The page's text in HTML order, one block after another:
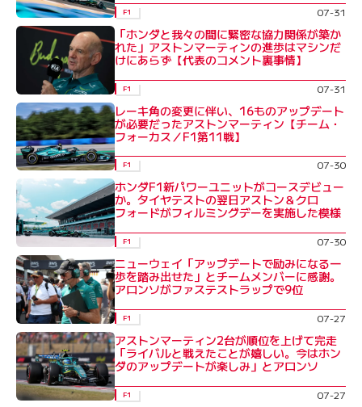
F1 07-31
「ホンダと我々の間に緊密な協力関係が築か
れた」アストンマーティンの進歩はマシンだ
けにあらず【代表のコメント裏事情】
F1 07-31
レーキ角の変更に伴い、16ものアップデート
が必要だったアストンマーティン【チーム・
フォーカス／F1第11戦】
F1 07-30
ホンダF1新パワーユニットがコースデビュー
か。タイヤテストの翌日アストン＆クロ
フォードがフィルミングデーを実施した模様
F1 07-30
ニューウェイ「アップデートで励みになる一
歩を踏み出せた」とチームメンバーに感謝。
アロンソがファステストラップで9位
F1 07-27
アストンマーティン2台が順位を上げて完走
「ライバルと戦えたことが嬉しい。今はホン
ダのアップデートが楽しみ」とアロンソ
F1 07-27